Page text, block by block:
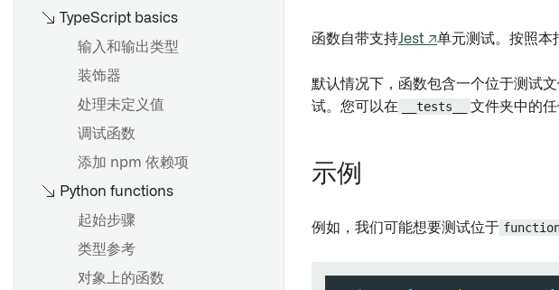
Ontology 占用量
计算使用：Ontology 索引
使用Ontology查询计算使用情
况
通过类型映射启用 Gotham 集
成
元数据参考
概览
编辑Object类型属性
支持的值格式化
添加条件格式化
元数据参考
仅编辑属性
概述
设置参数默认值
筛选参数下拉菜单的结果
对象下拉菜单安全注意事项
覆盖
概述
入门
TypeScript basics
输入和输出类型
装饰器
处理未定义值
调试函数
添加 npm 依赖项
Python functions
起始步骤
类型参考
对象上的函数
函数自带支持Jest ↗单元测试。按照本
默认情况下，函数包含一个位于测试
试。您可以在
__tests__ 文件夹中的任
示例
例如，我们可能想要测试位于